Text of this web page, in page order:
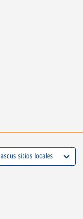
sitios locales